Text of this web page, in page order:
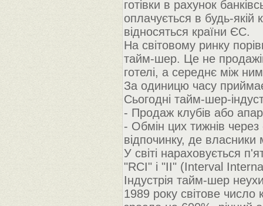
готівки в рахунок
оплачується в будь-якій
відносяться країни ЄС.
На світовому ринку
тайм-шер. Це не
готелі, а середнє між
За одиницю часу
Сьогодні тайм-шер-
- Продаж клубів або
- Обмін цих тижнів
відпочинку, де
У світі нараховується
"RCI" і "II" (Interval
Індустрія тайм-шер
1989 року світове